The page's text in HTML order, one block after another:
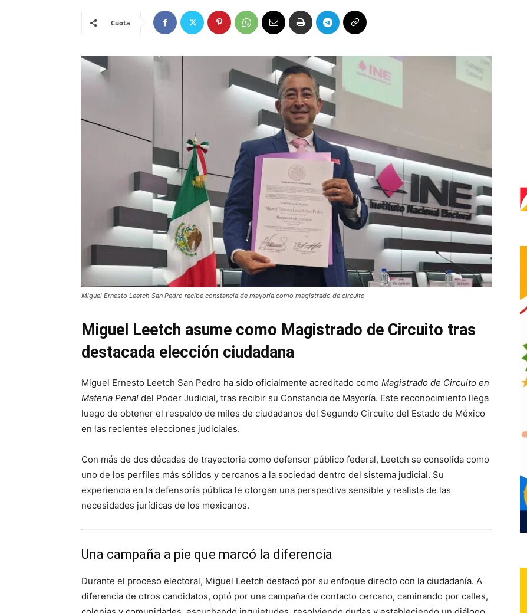
Cuota
Miguel Ernesto Leetch San Pedro recibe constancia de mayoría como magistrado de circuito
Miguel Leetch asume como Magistrado de Circuito tras
destacada elección ciudadana
Miguel Ernesto Leetch San Pedro ha sido oficialmente acreditado como Magistrado de Circuito en
Materia Penal del Poder Judicial, tras recibir su Constancia de Mayoría. Este reconocimiento llega
luego de obtener el respaldo de miles de ciudadanos del Segundo Circuito del Estado de México
en las recientes elecciones judiciales.
Con más de dos décadas de trayectoria como defensor público federal, Leetch se consolida como
uno de los perfiles más sólidos y cercanos a la sociedad dentro del sistema judicial. Su
experiencia en la defensoría pública le otorgan una perspectiva sensible y realista de las
necesidades jurídicas de los mexicanos.
Una campaña a pie que marcó la diferencia
Durante el proceso electoral, Miguel Leetch destacó por su enfoque directo con la ciudadanía. A
diferencia de otros candidatos, optó por una campaña de contacto cercano, caminando por calles,